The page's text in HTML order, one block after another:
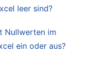
leer sind?
Nullwerten im
ein oder aus?